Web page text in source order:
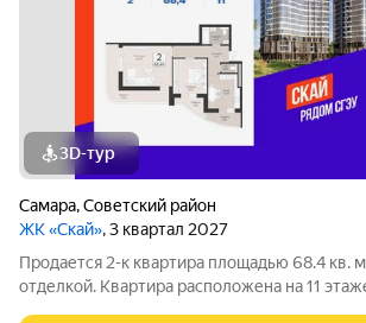
3D-тур
Самара,Советский район
ЖК «Скай», 3 квартал 2027
Продается 2-к квартира площадью 68.4 кв.
отделкой. Квартира расположена на 11